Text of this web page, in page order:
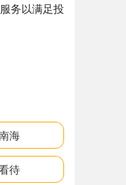
务以满足投
海
待